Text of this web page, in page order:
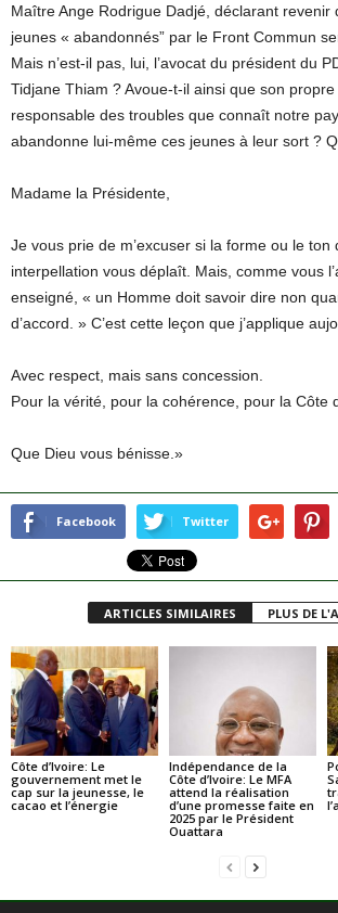
Maître Ange Rodrigue Dadjé, déclarant revenir
jeunes « abandonnés” par le Front Commun
Mais n’est-il pas, lui, l’avocat du président du
Tidjane Thiam ? Avoue-t-il ainsi que son
responsable des troubles que connaît notre
abandonne lui-même ces jeunes à leur sort ?
Madame la Présidente,
Je vous prie de m’excuser si la forme ou le ton
interpellation vous déplaît. Mais, comme vous
enseigné, « un Homme doit savoir dire non
d’accord. » C’est cette leçon que j’applique
Avec respect, mais sans concession.
Pour la vérité, pour la cohérence, pour la Côte
Que Dieu vous bénisse.»
Facebook Twitter
ARTICLES SIMILAIRES PLUS DE
Côte d’Ivoire: Le
gouvernement met le
cap sur la jeunesse, le
cacao et l’énergie
Indépendance de la
Côte d’Ivoire: Le MFA
attend la réalisation
d’une promesse faite en
2025 par le Président
Ouattara